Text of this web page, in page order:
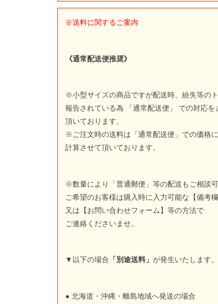
※送料に関するご案内
《通常配送便推奨》
※小型サイズの商品ですが配送時、紛失等の
報告されている為 「通常配送便」 での対応を
頂いております。
※ご注文時の送料は「通常配送便」での価格
計算させて頂いております。
※数量により「普通郵便」等の配送もご相談
ご希望のお客様は購入時に入力可能な【備考
又は【お問い合わせフォーム 】等の方法で
ご連絡くださいませ。
▼以下の場合 「別途送料」 が発生いたします
● 北海道・沖縄・離島地域へ発送の場合